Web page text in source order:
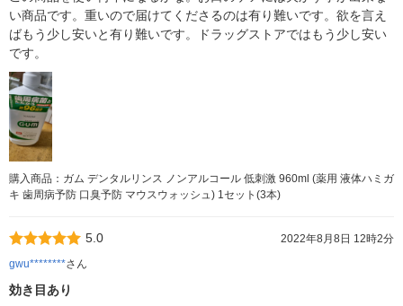
い商品です。重いので届けてくださるのは有り難いです。欲を言え
ばもう少し安いと有り難いです。ドラッグストアではもう少し安い
です。
購入商品：ガム デンタルリンス ノンアルコール 低刺激 960ml (薬用 液体ハミガ
キ 歯周病予防 口臭予防 マウスウォッシュ) 1セット(3本)
5.0
2022年8月8日 12時2分
gwu********さん
効き目あり